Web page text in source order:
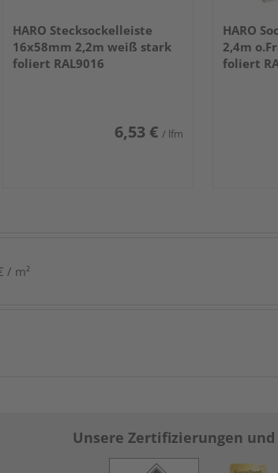
HARO Stecksockelleiste
16x58mm 2,2m weiß stark
foliert RAL9016
6,53 € / lfm
HARO
2,4m
foliert
/ m²
Unsere Zertifizierungen